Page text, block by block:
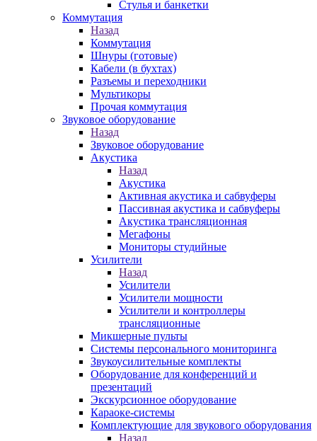
Стулья и банкетки
Коммутация
Назад
Коммутация
Шнуры (готовые)
Кабели (в бухтах)
Разъемы и переходники
Мультикоры
Прочая коммутация
Звуковое оборудование
Назад
Звуковое оборудование
Акустика
Назад
Акустика
Активная акустика и сабвуферы
Пассивная акустика и сабвуферы
Акустика трансляционная
Мегафоны
Мониторы студийные
Усилители
Назад
Усилители
Усилители мощности
Усилители и контроллеры
трансляционные
Микшерные пульты
Системы персонального мониторинга
Звукоусилительные комплекты
Оборудование для конференций и
презентаций
Экскурсионное оборудование
Караоке-системы
Комплектующие для звукового оборудования
Назад